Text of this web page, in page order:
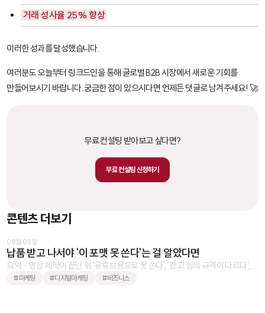
거래 성사율 25% 향상
이러한 성과를 달성했습니다.
여러분도 오늘부터 링크드인을 통해 글로벌 B2B 시장에서 새로운 기회를
만들어보시기 바랍니다. 궁금한 점이 있으시다면 언제든 댓글로 남겨주세요! 🚀
무료 컨설팅 받아보고 싶다면?
무료 컨설팅 신청하기
콘텐츠 더보기
08월 08일
납품 받고 나서야 '이 포맷 못 쓴다'는 걸 알았다면
요약 - 영상 제작이 끝난 뒤 '유튜브용으로 못 쓴다', '광고 심의 규격이 다르다', ...
#마케팅 #디지털마케팅 #비즈니스